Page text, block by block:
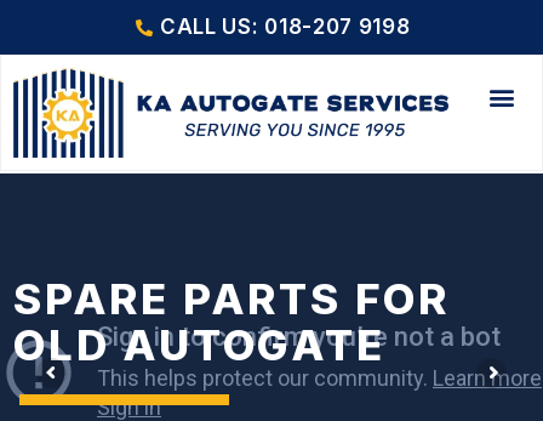
CALL US: 018-207 9198
SPARE PARTS FOR
OLD AUTOGATE